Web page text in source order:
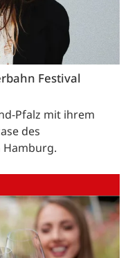
Festival
Pfalz mit ihrem
des
Hamburg.